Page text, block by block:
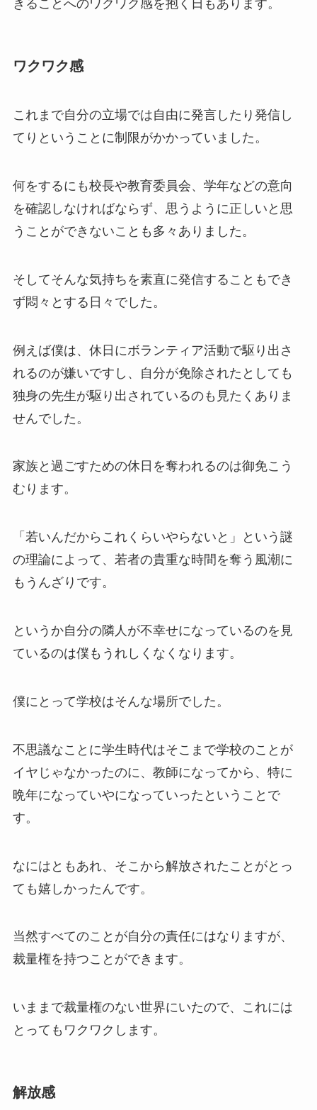
きることへのワクワク感を抱く日もあります。
ワクワク感
これまで自分の立場では自由に発言したり発信し
てりということに制限がかかっていました。
何をするにも校長や教育委員会、学年などの意向
を確認しなければならず、思うように正しいと思
うことができないことも多々ありました。
そしてそんな気持ちを素直に発信することもでき
ず悶々とする日々でした。
例えば僕は、休日にボランティア活動で駆り出さ
れるのが嫌いですし、自分が免除されたとしても
独身の先生が駆り出されているのも見たくありま
せんでした。
家族と過ごすための休日を奪われるのは御免こう
むります。
「若いんだからこれくらいやらないと」という謎
の理論によって、若者の貴重な時間を奪う風潮に
もうんざりです。
というか自分の隣人が不幸せになっているのを見
ているのは僕もうれしくなくなります。
僕にとって学校はそんな場所でした。
不思議なことに学生時代はそこまで学校のことが
イヤじゃなかったのに、教師になってから、特に
晩年になっていやになっていったということで
す。
なにはともあれ、そこから解放されたことがとっ
ても嬉しかったんです。
当然すべてのことが自分の責任にはなりますが、
裁量権を持つことができます。
いままで裁量権のない世界にいたので、これには
とってもワクワクします。
解放感